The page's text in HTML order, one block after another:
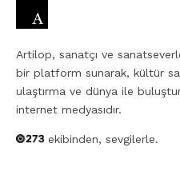
Artilop, sanatçı ve
bir platform sunarak, kültür
ulaştırma ve dünya ile
internet medyasıdır.
ekibinden, sevgilerle.